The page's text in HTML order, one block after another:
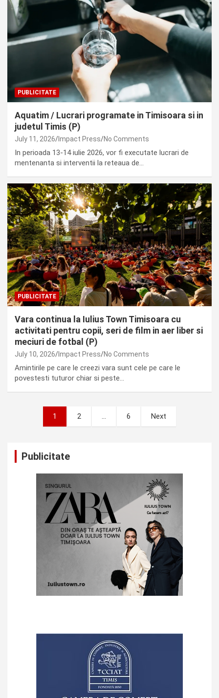
PUBLICITATE
Aquatim / Lucrari programate in Timisoara si in
judetul Timis (P)
July 11, 2026 Impact Press No Comments
In perioada 13-14 iulie 2026, vor fi executate lucrari de
mentenanta si interventii la reteaua de…
PUBLICITATE
Vara continua la Iulius Town Timisoara cu
activitati pentru copii, seri de film in aer liber si
meciuri de fotbal (P)
July 10, 2026 Impact Press No Comments
Amintirile pe care le creezi vara sunt cele pe care le
povestesti tuturor chiar si peste…
pagination
1 2 … 6 Next
Publicitate